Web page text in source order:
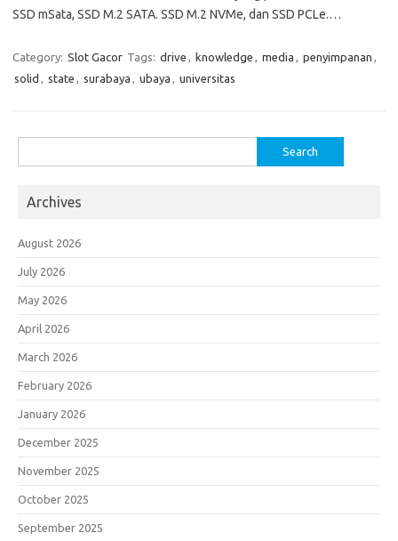
SSD mSata, SSD M.2 SATA. SSD M.2 NVMe, dan SSD PCLe.…
Category: Slot Gacor Tags: drive , knowledge , media , penyimpanan ,
solid , state , surabaya , ubaya , universitas
for:
Archives
August 2026
July 2026
May 2026
April 2026
March 2026
February 2026
January 2026
December 2025
November 2025
October 2025
September 2025